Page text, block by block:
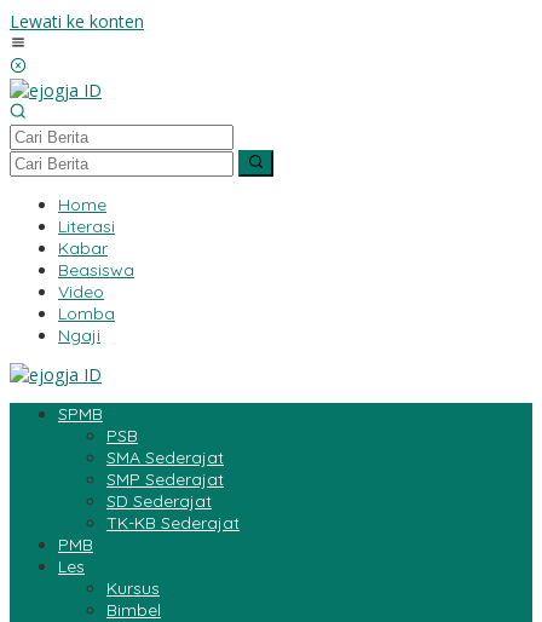
Lewati ke konten
Home
Literasi
Kabar
Beasiswa
Video
Lomba
Ngaji
SPMB
PSB
SMA Sederajat
SMP Sederajat
SD Sederajat
TK-KB Sederajat
PMB
Les
Kursus
Bimbel